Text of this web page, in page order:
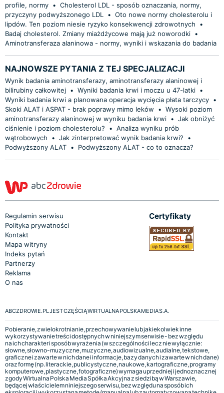
profile, normy • Cholesterol LDL - sposób oznaczania, normy,
przyczyny podwyższonego LDL
• Oto nowe normy cholesterolu i
lipdów. Ten poziom niesie ryzyko konsekwencji zdrowotnych
•
Badaj cholesterol. Zmiany miażdżycowe mają już noworodki •
Aminotransferaza alaninowa - normy, wyniki i wskazania do badania
NAJNOWSZE PYTANIA Z TEJ SPECJALIZACJI
Wynik badania aminotransferazy, aminotransferazy alaninowej i
bilirubiny całkowitej • Wyniki badania krwi i moczu u 47-latki •
Wyniki badania krwi a planowana operacja wycięcia płata tarczycy •
Skoki ALAT i ASPAT - brak poprawy mimo leków
• Wysoki poziom
aminotransferazy alaninowej w wyniku badania krwi • Jak obniżyć
ciśnienie i poziom cholesterolu?
• Analiza wyniku prób
wątrobowych
• Jak zinterpretować wynik badania krwi?
•
Podwyższony ALAT • Podwyższony ALAT - co to oznacza?
Regulamin serwisu
Polityka prywatności
Kontakt
Mapa witryny
Indeks pytań
Partnerzy
Reklama
O nas
Certyfikaty
ABCZDROWIE.PL JEST CZĘŚCIĄ WIRTUALNA POLSKA MEDIA S.A.
Pobieranie, zwielokrotnianie, przechowywanie lub jakiekolwiek inne
wykorzystywanie treści dostępnych w niniejszym serwisie - bez względu
na ich charakter i sposób wyrażenia (w szczególności lecz nie wyłącznie:
słowne, słowno-muzyczne, muzyczne, audiowizualne, audialne, tekstowe,
graficzne i zawarte w nich dane i informacje, bazy danych i zawarte w nich dane)
oraz formę (np. literackie, publicystyczne, naukowe, kartograficzne, programy
komputerowe, plastyczne, fotograficzne) wymaga uprzedniej i jednoznacznej
zgody Wirtualna Polska Media Spółka Akcyjna z siedzibą w Warszawie,
będącej właścicielem niniejszego serwisu, bez względu na sposób ich